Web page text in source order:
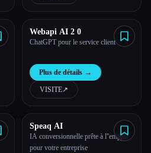
Webapi AI 2 0
ChatGPT pour le service client
Plus de détails →
VISITE↗︎
Speaq AI
IA conversionnelle prête à l''emploi
pour votre entreprise